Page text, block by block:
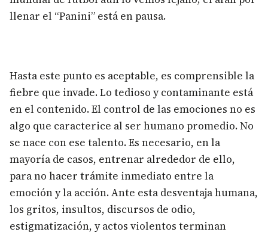
llenar el “Panini” está en pausa.
Hasta este punto es aceptable, es comprensible la
fiebre que invade. Lo tedioso y contaminante está
en el contenido. El control de las emociones no es
algo que caracterice al ser humano promedio. No
se nace con ese talento. Es necesario, en la
mayoría de casos, entrenar alrededor de ello,
para no hacer trámite inmediato entre la
emoción y la acción. Ante esta desventaja humana,
los gritos, insultos, discursos de odio,
estigmatización, y actos violentos terminan